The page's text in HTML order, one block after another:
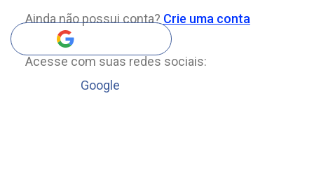
Ainda não possui conta? Crie uma conta
Acesse com suas redes sociais:
Google